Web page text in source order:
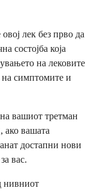
лек без прво да
состојба која
на лековите
симптомите и
вашиот третман
ако вашата
достапни нови
вас.
нивниот